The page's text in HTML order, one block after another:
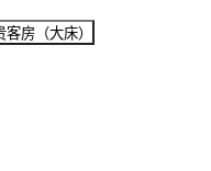
房（大床）